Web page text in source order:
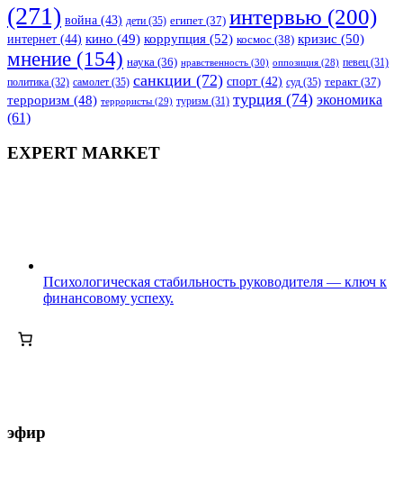
(271) война (43) дети (35) египет (37) интервью (200)
интернет (44) кино (49) коррупция (52) космос (38) кризис (50)
мнение (154) наука (36) нравственность (30) оппозиция (28) певец (31)
политика (32) самолет (35) санкции (72) спорт (42) суд (35) теракт (37)
терроризм (48) террористы (29) туризм (31) турция (74) экономика
(61)
EXPERT MARKET
Психологическая стабильность руководителя — ключ к
финансовому успеху.
эфир